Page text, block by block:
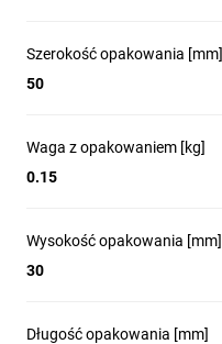
Szerokość opakowania [mm]
50
Waga z opakowaniem [kg]
0.15
Wysokość opakowania [mm]
30
Długość opakowania [mm]